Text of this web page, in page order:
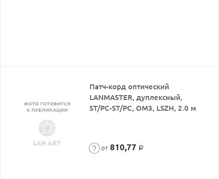
Патч-корд оптический
LANMASTER, дуплексный,
ST/PC-ST/PC, OM3, LSZH, 2.0 м
от 810,77 Р